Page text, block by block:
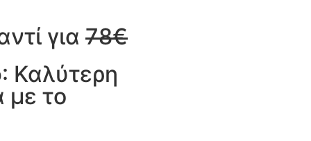
για 78€
: Καλύτερη
με το